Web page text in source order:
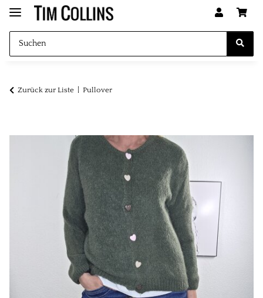
Zurück zur Liste Pullover